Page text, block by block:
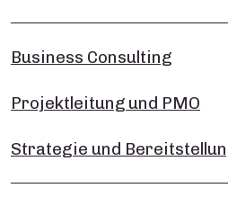
Business Consulting
Projektleitung und PMO
Strategie und